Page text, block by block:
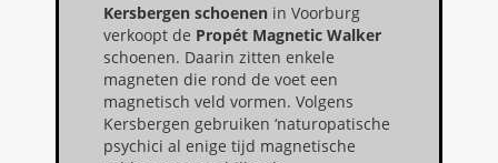
Kersbergen schoenen in Voorburg
verkoopt de Propét Magnetic Walker
schoenen. Daarin zitten enkele
magneten die rond de voet een
magnetisch veld vormen. Volgens
Kersbergen gebruiken ‘naturopatische
psychici al enige tijd magnetische